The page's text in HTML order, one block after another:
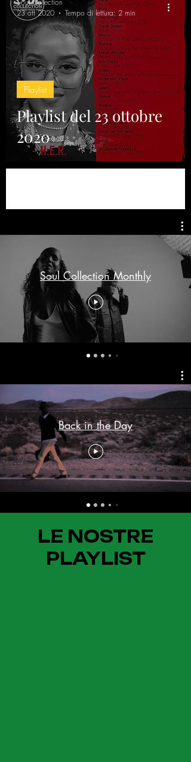
Playlist del 23 ottobre
2020
Playlist
Soul Collection
23 ott 2020
Tempo di lettura: 2 min
Soul Collection Monthly
Back in the Day
LE NOSTRE
PLAYLIST